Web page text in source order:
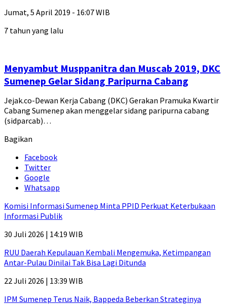
Jumat, 5 April 2019 - 16:07 WIB
7 tahun yang lalu
Menyambut Musppanitra dan Muscab 2019, DKC
Sumenep Gelar Sidang Paripurna Cabang
Jejak.co-Dewan Kerja Cabang (DKC) Gerakan Pramuka Kwartir
Cabang Sumenep akan menggelar sidang paripurna cabang
(sidparcab)…
Bagikan
Facebook
Twitter
Google
Whatsapp
Komisi Informasi Sumenep Minta PPID Perkuat Keterbukaan
Informasi Publik
30 Juli 2026 | 14:19 WIB
RUU Daerah Kepulauan Kembali Mengemuka, Ketimpangan
Antar-Pulau Dinilai Tak Bisa Lagi Ditunda
22 Juli 2026 | 13:39 WIB
IPM Sumenep Terus Naik, Bappeda Beberkan Strateginya